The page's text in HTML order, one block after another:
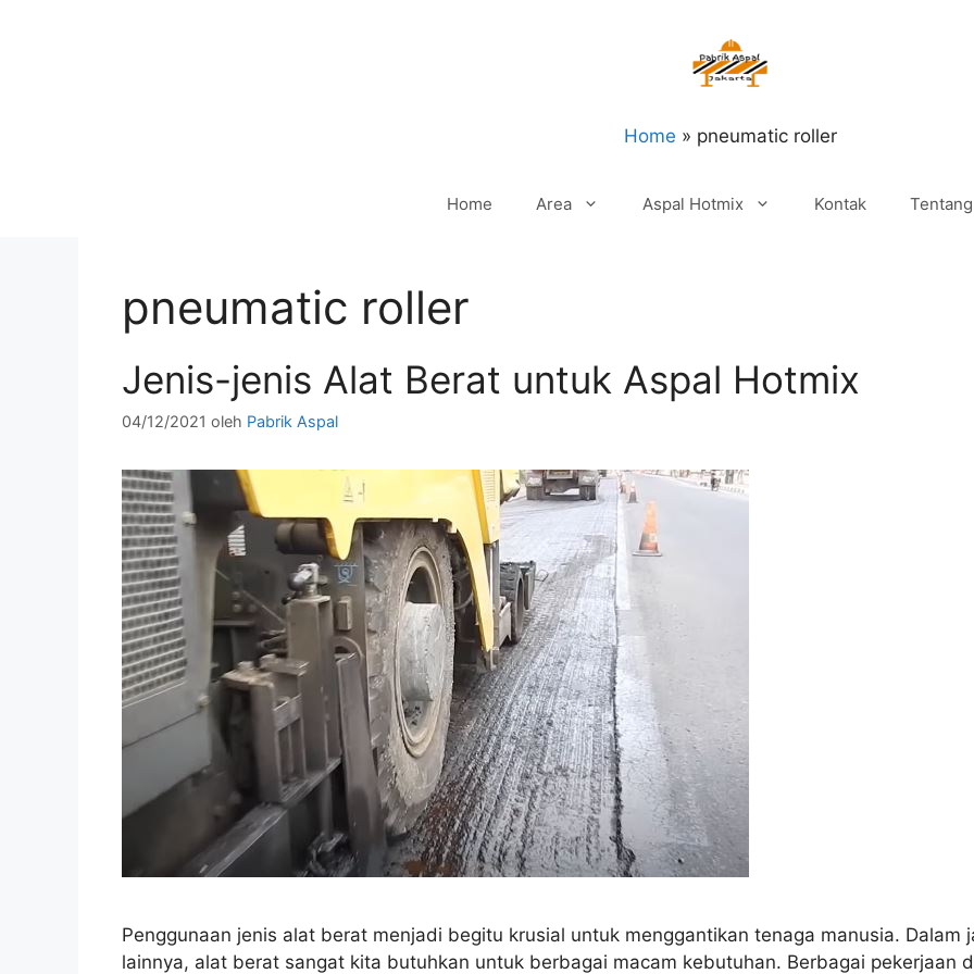
Home » pneumatic roller
Home Area Aspal Hotmix Kontak
pneumatic roller
Jenis-jenis Alat Berat untuk Aspal Hotmix
04/12/2021 oleh Pabrik Aspal
Penggunaan jenis alat berat menjadi begitu krusial untuk menggantikan tenaga manusia. Dalam
lainnya, alat berat sangat kita butuhkan untuk berbagai macam kebutuhan. Berbagai pekerjaan